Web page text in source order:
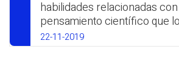
habilidades relacionadas
pensamiento científico que
desarrollan ya en la
delineó una propuesta para
22-11-2019